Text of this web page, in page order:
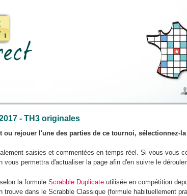
- TH3 originales
ou rejouer l'une des parties de ce tournoi, sélectionnez-
saisies et commentées en temps réel. Si vous vous
vous permettra d'actualiser la page afin d'en suivre le
la formule Scrabble Duplicate utilisée en compétition
trouve dans le Scrabble Classique (formule habituellement